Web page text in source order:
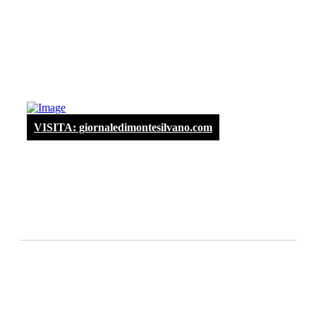
VISITA: giornaledimontesilvano.com